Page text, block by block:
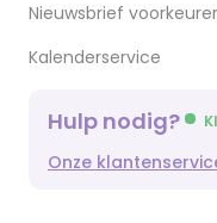
Nieuwsbrief
Kalenderservice
Hulp nodig?
Onze